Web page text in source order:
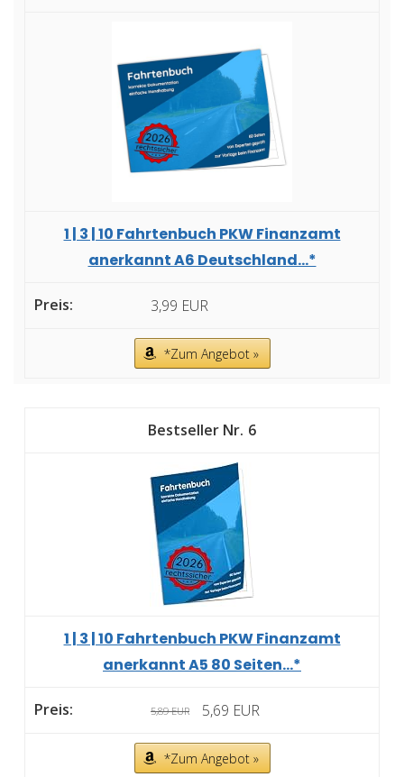
1 | 3 | 10 Fahrtenbuch PKW Finanzamt
anerkannt A6 Deutschland...*
3,99 EUR
*Zum Angebot »
6
1 | 3 | 10 Fahrtenbuch PKW Finanzamt
anerkannt A5 80 Seiten...*
5,89 EUR 5,69 EUR
*Zum Angebot »